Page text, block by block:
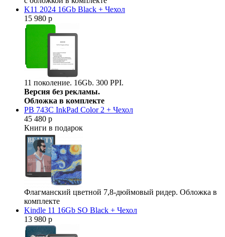
K11 2024 16Gb Black + Чехол
15 980 р
11 поколение. 16Gb. 300 PPI.
Версия без рекламы.
Обложка в комплекте
PB 743С InkPad Color 2 + Чехол
45 480 р
Книги в подарок
Флагманский цветной 7,8-дюймовый ридер. Обложка в
комплекте
Kindle 11 16Gb SO Black + Чехол
13 980 р